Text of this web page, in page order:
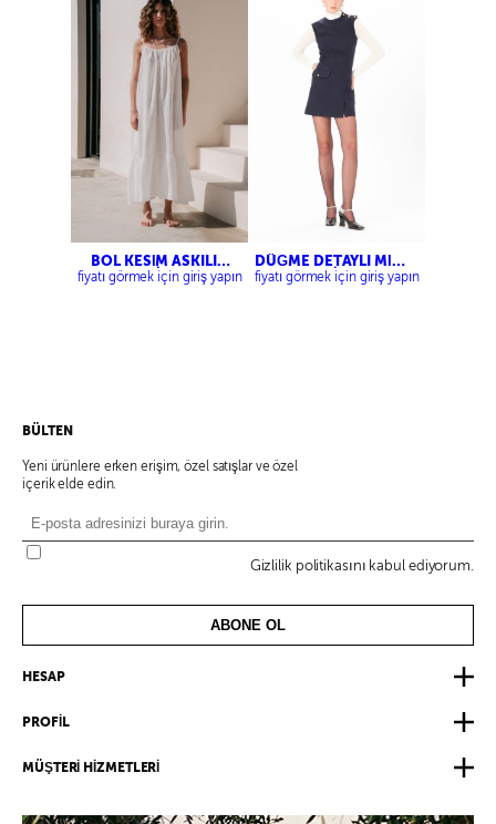
BOL KESİM ASKILI
ELBİSE
fiyatı görmek için giriş yapın
DÜĞME DETAYLI MİNİ
ELBİSE
fiyatı görmek için giriş yapın
BÜLTEN
Yeni ürünlere erken erişim, özel satışlar ve özel
içerik elde edin.
Gizlilik politikasını kabul ediyorum.
ABONE OL
HESAP
PROFİL
MÜŞTERİ HİZMETLERİ